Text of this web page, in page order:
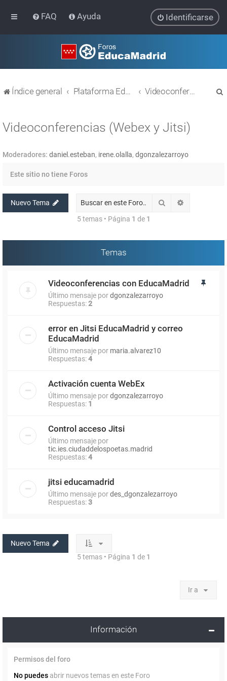
FAQ Ayuda Identificarse
Índice general Plataforma Educativa EducaMadrid Videoconferencias (Webex y Jitsi)
Videoconferencias (Webex y Jitsi)
Moderadores: daniel.esteban, irene.olalla, dgonzalezarroyo
Este sitio no tiene Foros
Nuevo Tema Buscar
5 temas • Página 1 de 1
Temas
Videoconferencias con EducaMadrid
Último mensaje pordgonzalezarroyo
Respuestas:2
error en Jitsi EducaMadrid y correo
EducaMadrid
Último mensaje por maria.alvarez10
Respuestas:4
Activación cuenta WebEx
Último mensaje pordgonzalezarroyo
Respuestas: 1
Control acceso Jitsi
Último mensaje por
tic.ies.ciudaddelospoetas.madrid
Respuestas:4
jitsi educamadrid
Último mensaje pordes_dgonzalezarroyo
Respuestas:3
Nuevo Tema
5 temas • Página 1 de 1
Ir a
Información
Permisos del foro
No puedes abrir nuevos temas en este Foro